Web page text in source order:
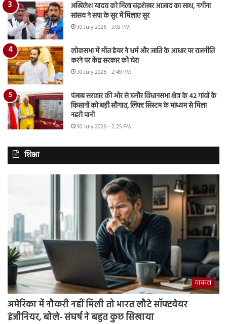
अखिलेश यादव को मिला चंद्रशेखर आजाद का साथ, नगीना
सांसद ने सपा के सुर में मिलाए सुर
30 July 2026 - 3:03 PM
लोकसभा में मीत हेयर ने धर्म और जाति के आधार पर राजनीति
करने पर केंद्र सरकार को घेरा
30 July 2026 - 2:49 PM
पंजाब सरकार की ओर से घनौर विधानसभा क्षेत्र के 42 गांवों के
किसानों को बड़ी सौगात, लिफ्ट सिस्टम के माध्यम से मिला
नहरी पानी
30 July 2026 - 2:25 PM
शिक्षा
वायरल
अमेरिका में नौकरी नहीं मिली तो भारत लौटे सॉफ्टवेयर
इंजीनियर, बोले- संघर्ष ने बहुत कुछ सिखाया